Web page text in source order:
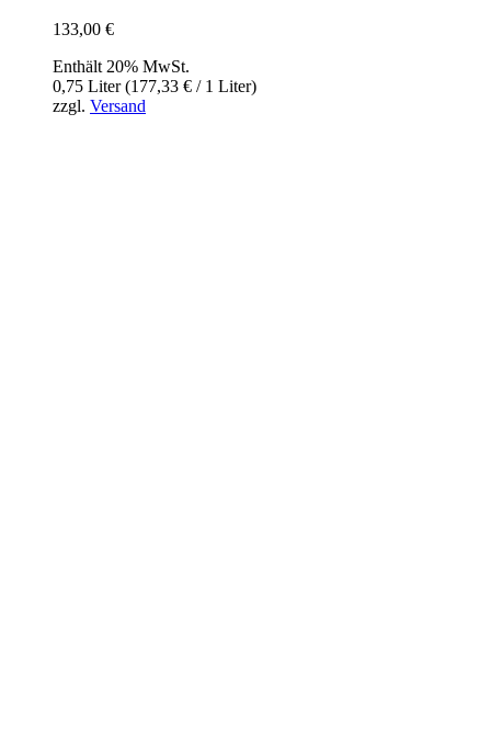
133,00 €
Enthält 20% MwSt.
0,75 Liter (177,33 € / 1 Liter)
zzgl. Versand